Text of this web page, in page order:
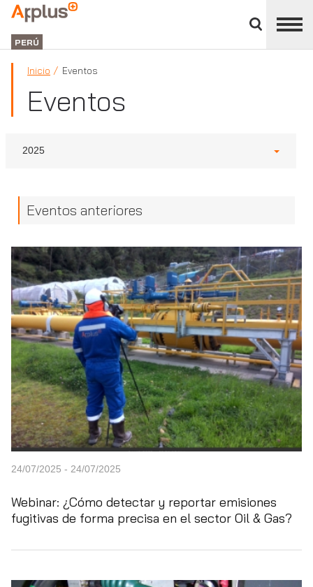
panel
Applus+
GROUP
PERÚ
Inicio Eventos
Eventos
2025
Eventos anteriores
24/07/2025 - 24/07/2025
Webinar: ¿Cómo detectar y reportar emisiones
fugitivas de forma precisa en el sector Oil & Gas?